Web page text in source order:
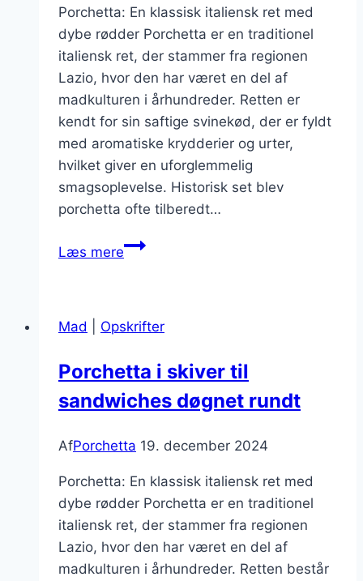
Porchetta: En klassisk italiensk ret med
dybe rødder Porchetta er en traditionel
italiensk ret, der stammer fra regionen
Lazio, hvor den har været en del af
madkulturen i århundreder. Retten er
kendt for sin saftige svinekød, der er fyldt
med aromatiske krydderier og urter,
hvilket giver en uforglemmelig
smagsoplevelse. Historisk set blev
porchetta ofte tilberedt…
Læs merePorchetta
friske
Mad Opskrifter
Porchetta i skiver til
sandwiches døgnet rundt
AfPorchetta 19. december 2024
Porchetta: En klassisk italiensk ret med
dybe rødder Porchetta er en traditionel
italiensk ret, der stammer fra regionen
Lazio, hvor den har været en del af
madkulturen i århundreder. Retten består